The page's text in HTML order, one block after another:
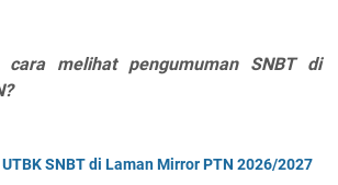
cara melihat pengumuman SNBT di
SNBT di Laman Mirror PTN 2026/2027